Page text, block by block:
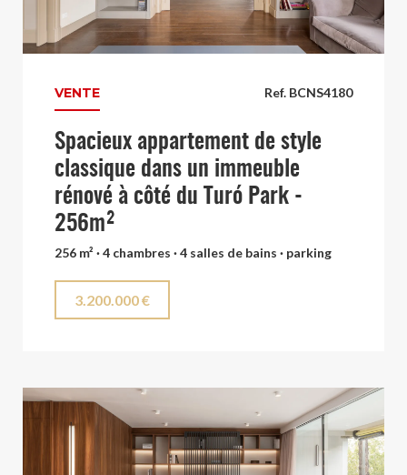
Ref. BCNS4180
VENTE
Spacieux appartement de style
classique dans un immeuble
rénové à côté du Turó Park -
256m²
256 m² · 4 chambres · 4 salles de bains · parking
3.200.000 €